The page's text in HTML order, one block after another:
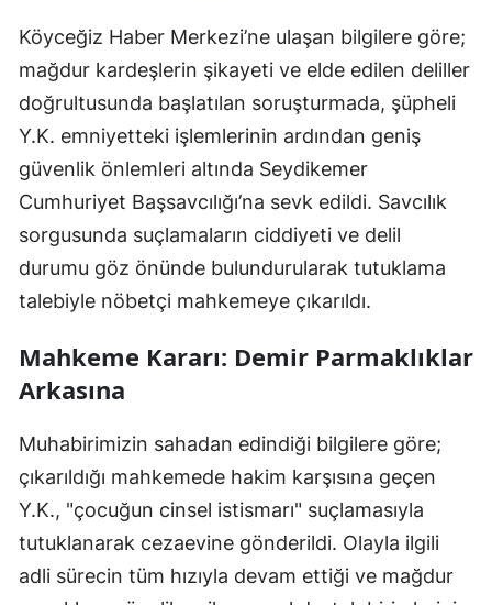
Köyceğiz Haber Merkezi’ne ulaşan bilgilere göre;
mağdur kardeşlerin şikayeti ve elde edilen deliller
doğrultusunda başlatılan soruşturmada, şüpheli
Y.K. emniyetteki işlemlerinin ardından geniş
güvenlik önlemleri altında Seydikemer
Cumhuriyet Başsavcılığı’na sevk edildi. Savcılık
sorgusunda suçlamaların ciddiyeti ve delil
durumu göz önünde bulundurularak tutuklama
talebiyle nöbetçi mahkemeye çıkarıldı.
Mahkeme Kararı: Demir Parmaklıklar
Arkasına
Muhabirimizin sahadan edindiği bilgilere göre;
çıkarıldığı mahkemede hakim karşısına geçen
Y.K., "çocuğun cinsel istismarı" suçlamasıyla
tutuklanarak cezaevine gönderildi. Olayla ilgili
adli sürecin tüm hızıyla devam ettiği ve mağdur